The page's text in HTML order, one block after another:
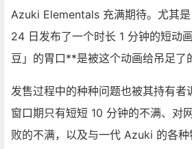
Azuki Elementals 充满期待。尤其
24 日发布了一个时长 1 分钟的短动
豆」的胃口**是被这个动画给吊足了
发售过程中的种种问题也被其持有
窗口期只有短短 10 分钟的不满、对
败的不满，以及与一代 Azuki 的各